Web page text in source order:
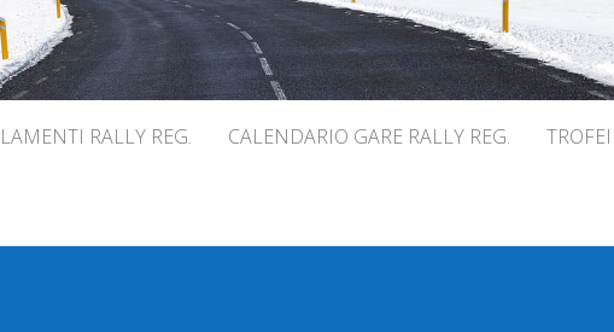
RALLY REG. CALENDARIO GARE RALLY REG. TROFEI